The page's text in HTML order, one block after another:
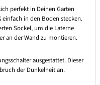
perfekt in Deinen Garten
in den Boden stecken.
Sockel, um die Laterne
an der Wand zu montieren.
ausgestattet. Dieser
der Dunkelheit an.